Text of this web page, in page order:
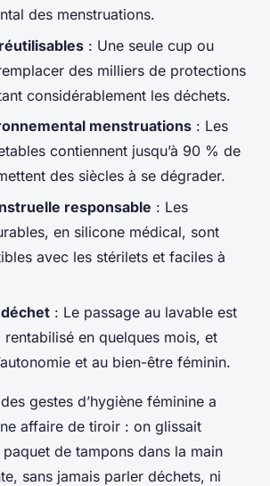
des menstruations.
: Une seule cup ou
des milliers de protections
considérablement les déchets.
menstruations : Les
contiennent jusqu’à 90 % de
des siècles à se dégrader.
responsable : Les
en silicone médical, sont
avec les stérilets et faciles à
: Le passage au lavable est
en quelques mois, et
et au bien-être féminin.
gestes d’hygiène féminine a
affaire de tiroir : on glissait
de tampons dans la main
sans jamais parler déchets, ni